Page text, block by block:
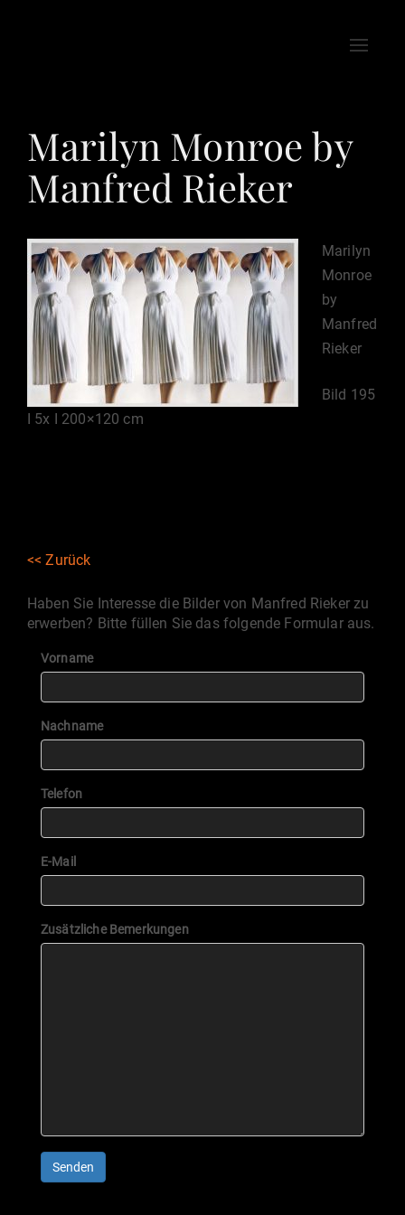
Toggle
Marilyn Monroe by
Manfred Rieker
Marilyn
Monroe
by
Manfred
Rieker
Bild 195
I 5x I 200×120 cm
<< Zurück
Haben Sie Interesse die Bilder von Manfred Rieker zu
erwerben? Bitte füllen Sie das folgende Formular aus.
Vorname
Nachname
Telefon
E-Mail
Zusätzliche Bemerkungen
Senden